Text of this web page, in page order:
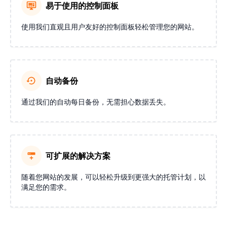
易于使用的控制面板
使用我们直观且用户友好的控制面板轻松管理您的网站。
自动备份
通过我们的自动每日备份，无需担心数据丢失。
可扩展的解决方案
随着您网站的发展，可以轻松升级到更强大的托管计划，以
满足您的需求。